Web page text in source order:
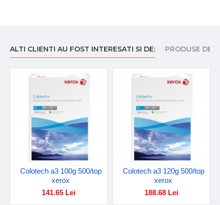
ALTI CLIENTI AU FOST INTERESATI SI DE: PRODUSE DE
Colotech a3 100g 500/top
xerox
141.65 Lei
Colotech a3 120g 500/top
xerox
188.68 Lei